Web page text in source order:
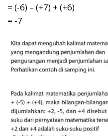
= (-6) – (+7) + (+6)
= -7